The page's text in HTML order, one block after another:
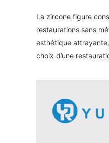
La zircone figure
restaurations sans
esthétique
choix d’une